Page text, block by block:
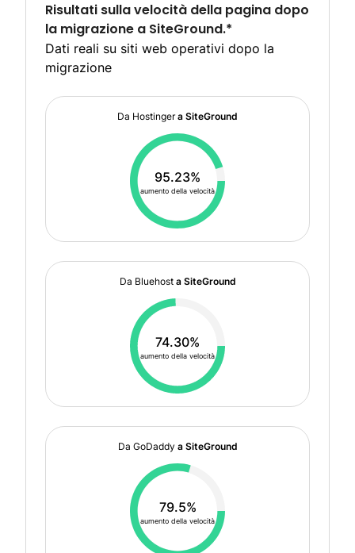
Risultati sulla velocità della pagina dopo
la migrazione a SiteGround.*
Dati reali su siti web operativi dopo la
migrazione
Da Hostingera SiteGround
95.23%
aumento della velocità
Da Bluehost a SiteGround
74.30%
aumento della velocità
Da GoDaddy a SiteGround
79.5%
aumento della velocità